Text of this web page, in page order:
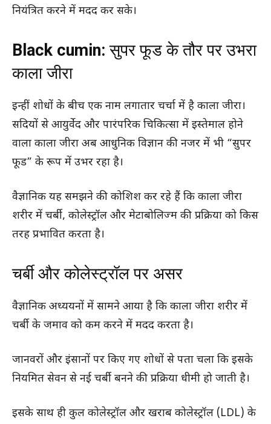
नियंत्रित करने में मदद कर सके।
Black cumin: सुपर फूड के तौर पर उभरा
काला जीरा
इन्हीं शोधों के बीच एक नाम लगातार चर्चा में है काला जीरा।
सदियों से आयुर्वेद और पारंपरिक चिकित्सा में इस्तेमाल होने
वाला काला जीरा अब आधुनिक विज्ञान की नजर में भी “सुपर
फूड” के रूप में उभर रहा है।
वैज्ञानिक यह समझने की कोशिश कर रहे हैं कि काला जीरा
शरीर में चर्बी, कोलेस्ट्रॉल और मेटाबोलिज्म की प्रक्रिया को किस
तरह प्रभावित करता है।
चर्बी और कोलेस्ट्रॉल पर असर
वैज्ञानिक अध्ययनों में सामने आया है कि काला जीरा शरीर में
चर्बी के जमाव को कम करने में मदद करता है।
जानवरों और इंसानों पर किए गए शोधों से पता चला कि इसके
नियमित सेवन से नई चर्बी बनने की प्रक्रिया धीमी हो जाती है।
इसके साथ ही कुल कोलेस्ट्रॉल और खराब कोलेस्ट्रॉल (LDL) के